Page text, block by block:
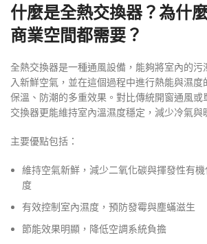
什麼是全熱交換器？為什
商業空間都需要？
全熱交換器是一種通風設備，能夠將室內的污
入新鮮空氣，並在這個過程中進行熱能與濕度
保溫、防潮的多重效果。對比傳統開窗通風或
交換器更能維持室內溫濕度穩定，減少冷氣與
主要優點包括：
維持空氣新鮮，減少二氧化碳與揮發性有
度
有效控制室內濕度，預防發霉與塵蟎滋生
節能效果明顯，降低空調系統負擔